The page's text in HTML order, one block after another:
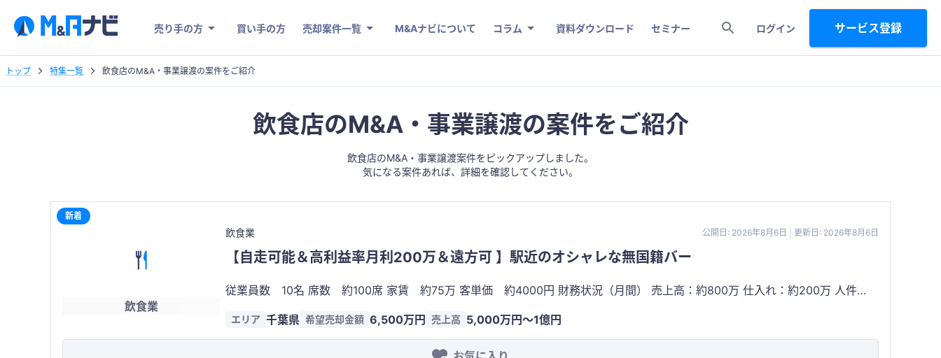
売り手の方 買い手の方 売却案件一覧 M&Aナビについて コラム 資料ダウンロード セミナー ログイン サービス登録
トップ 特集一覧 飲食店のM&A・事業譲渡の案件をご紹介
飲食店のM&A・事業譲渡の案件をご紹介
飲食店のM&A・事業譲渡案件をピックアップしました。
気になる案件あれば、詳細を確認してください。
飲食業
新着
飲食業 公開日: 2026年8月6日 更新日: 2026年8月6日
【自走可能＆高利益率月利200万＆遠方可 】駅近のオシャレな無国籍バー
従業員数 10名 席数 約100席 家賃 約75万 客単価 約4000円 財務状況（月間） 売上高：約800万 仕入れ：約200万 人件
走＆安定黒字経営のため、遠方の方でも管理可能です 千葉駅徒歩圏内で営業するダイニングバー・レストラン事業です。 異国情
緒あふれる非日常空間の中で、無国籍料理と豊富なドリンクを提供し、普段使いからデート、女子会、歓送迎会、企業宴会、結婚
エリア 千葉県 希望売却金額 6,500万円 売上高 5,000万円〜1億円